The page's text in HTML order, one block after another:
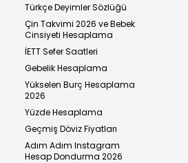
Türkçe Deyimler Sözlüğü
Çin Takvimi 2026 ve Bebek
Cinsiyeti Hesaplama
İETT Sefer Saatleri
Gebelik Hesaplama
Yükselen Burç Hesaplama
2026
Yüzde Hesaplama
Geçmiş Döviz Fiyatları
Adım Adım Instagram
Hesap Dondurma 2026